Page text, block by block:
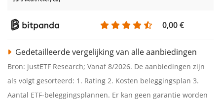
0,00 €
Gedetailleerde vergelijking van alle aanbiedingen
Bron: justETF Research; Vanaf 8/2026. De aanbiedingen zijn
als volgt gesorteerd: 1. Rating 2. Kosten beleggingsplan 3.
Aantal ETF-beleggingsplannen. Er kan geen garantie worden